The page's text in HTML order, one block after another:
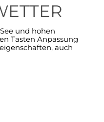
und hohen
Tasten Anpassung
auch